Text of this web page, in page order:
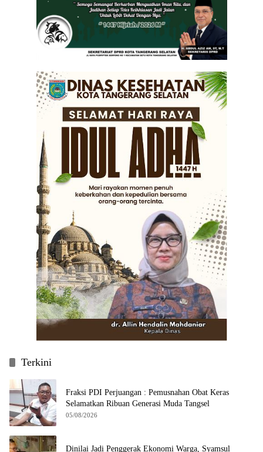
Terkini
Fraksi PDI Perjuangan : Pemusnahan Obat Keras
Selamatkan Ribuan Generasi Muda Tangsel
05/08/2026
Dinilai Jadi Penggerak Ekonomi Warga, Syamsul